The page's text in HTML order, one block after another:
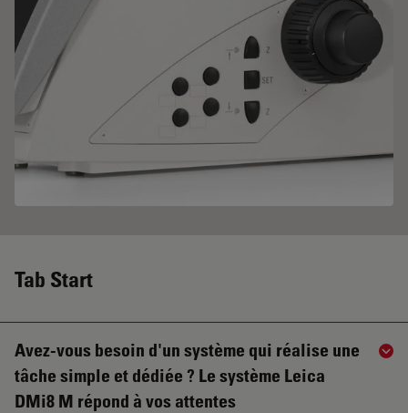
Tab Start
Avez-vous besoin d'un système qui réalise une
tâche simple et dédiée ? Le système Leica
DMi8 M répond à vos attentes